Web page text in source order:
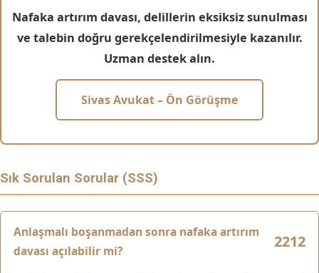
Nafaka artırım davası, delillerin eksiksiz sunulması
ve talebin doğru gerekçelendirilmesiyle kazanılır.
Uzman destek alın.
Sivas Avukat – Ön Görüşme
Sık Sorulan Sorular (SSS)
Anlaşmalı boşanmadan sonra nafaka artırım
davası açılabilir mi?